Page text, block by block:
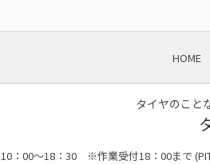
HOME
タイヤのこと
10：00～18：30 ※作業受付18：00まで